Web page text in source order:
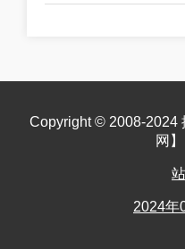
Copyright © 2008-2024
网
2024年